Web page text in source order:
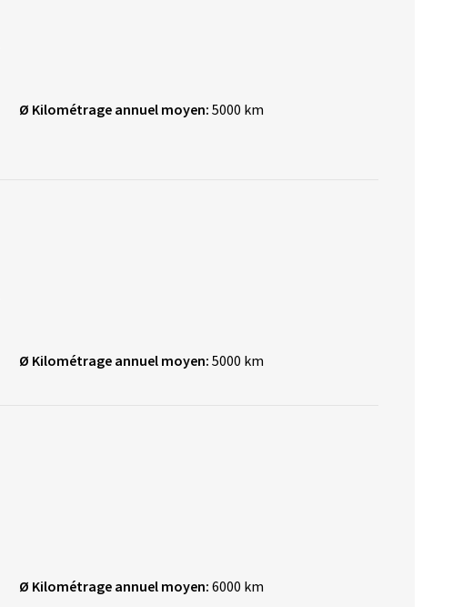
Ø Kilométrage annuel moyen:5000 km
Ø Kilométrage annuel moyen:5000 km
Ø Kilométrage annuel moyen:6000 km